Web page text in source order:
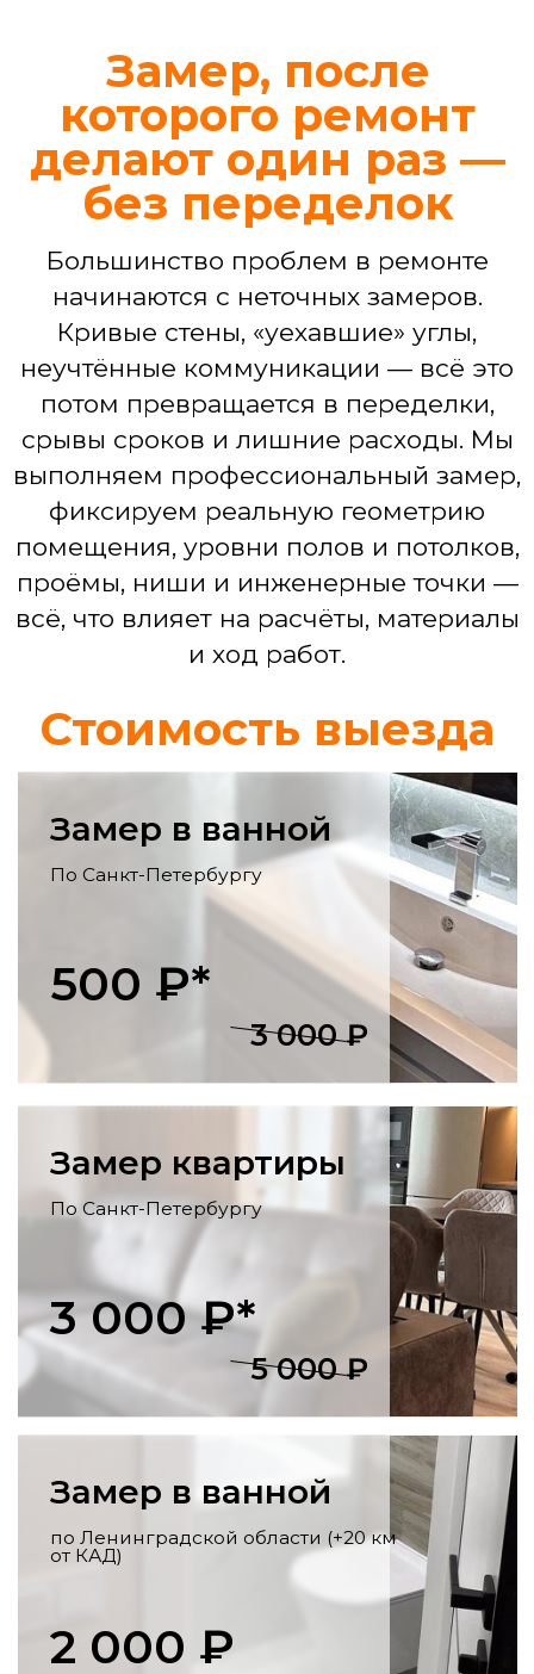
Ремонт ванной комнаты
Демонтаж, гидроизоляция, укладка
плитки, установка сантехники,
монтаж потолка, светильников.
Ремонт кухни
укладка пола, электрика для
смесителя.
Ремонт гостинной
Выравнивание и декоративная
напольных покрытий, установка
Утепление балконов
освещения
независимо от его масштаба
ВАННОЙ
3D-визуализация интерьера
Подбор материалов,
сантехники, мебели
Смета по проекту